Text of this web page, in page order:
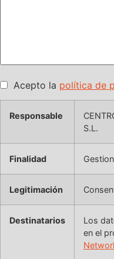
Acepto la política de
Responsable
S.L.
Finalidad
Legitimación
Destinatarios
Los
en el